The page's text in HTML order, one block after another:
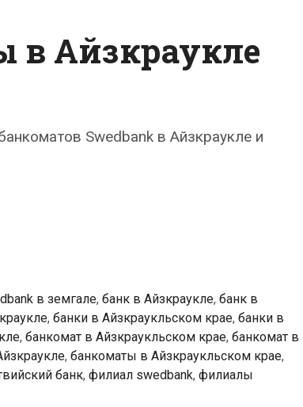
в Айзкраукле
Swedbank в Айзкраукле и
в земгале, банк в Айзкраукле, банк в
, банки в Айзкраукльском крае, банки в
, банкомат в Айзкраукльском крае, банкомат в
, банкоматы в Айзкраукльском крае,
банк, филиал swedbank, филиалы